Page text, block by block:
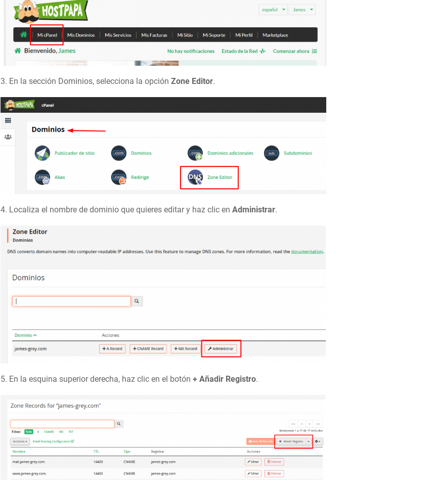
3. En la sección Dominios, selecciona la opciónZone Editor.
4. Localiza el nombre de dominio que quieres editar y haz clic enAdministrar.
5. En la esquina superior derecha, haz clic en el botón+ Añadir Registro.